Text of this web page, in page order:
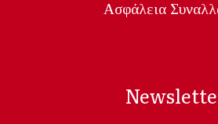
Ασφάλεια